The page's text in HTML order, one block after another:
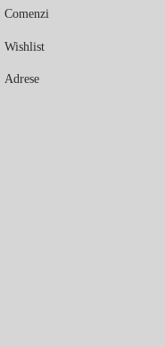
Comenzi
Wishlist
Adrese